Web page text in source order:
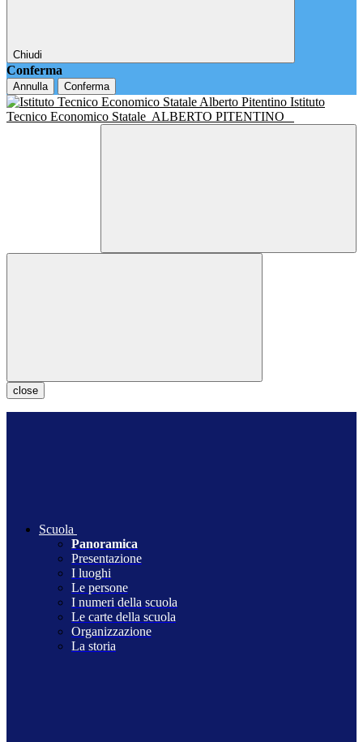
Chiudi
Conferma
Annulla Conferma
Istituto
Tecnico Economico Statale ALBERTO PITENTINO
close
Scuola
Panoramica
Presentazione
I luoghi
Le persone
I numeri della scuola
Le carte della scuola
Organizzazione
La storia